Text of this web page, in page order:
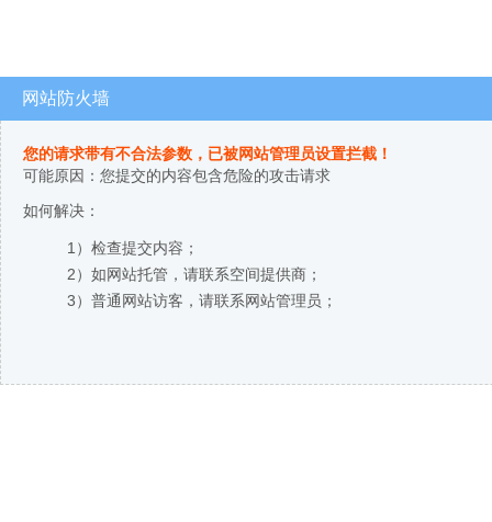
网站防火墙
您的请求带有不合法参数，已被网站管理员设置拦截！
可能原因：您提交的内容包含危险的攻击请求
如何解决：
1）检查提交内容；
2）如网站托管，请联系空间提供商；
3）普通网站访客，请联系网站管理员；